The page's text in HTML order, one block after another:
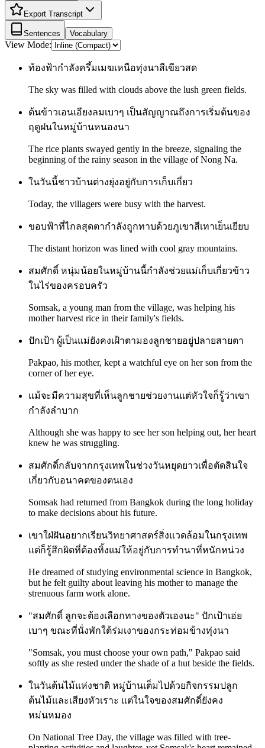
Export Transcript
Sentences Vocabulary
View Mode:
ท้องฟ้ากำลังครึ้มเมฆเหนือทุ่งนาสีเขียวสด
The sky was filled with clouds above the lush green fields.
ต้นข้าวเอนเอียงลมเบาๆ เป็นสัญญาณถึงการเริ่มต้นของ
ฤดูฝนในหมู่บ้านหนองนา
The rice plants swayed gently in the breeze, signaling the
beginning of the rainy season in the village of Nong Na.
ในวันนี้ชาวบ้านต่างยุ่งอยู่กับการเก็บเกี่ยว
Today, the villagers were busy with the harvest.
ขอบฟ้าที่ไกลสุดตากำลังถูกทาบด้วยภูเขาสีเทาเย็นเยียบ
The distant horizon was lined with cool gray mountains.
สมศักดิ์ หนุ่มน้อยในหมู่บ้านนี้กำลังช่วยแม่เก็บเกี่ยวข้าว
ในไร่ของครอบครัว
Somsak, a young man from the village, was helping his
mother harvest rice in their family's fields.
ปักเป้า ผู้เป็นแม่ยังคงเฝ้าตามองลูกชายอยู่ปลายสายตา
Pakpao, his mother, kept a watchful eye on her son from the
corner of her eye.
แม้จะมีความสุขที่เห็นลูกชายช่วยงานแต่หัวใจก็รู้ว่าเขา
กำลังลำบาก
Although she was happy to see her son helping out, her heart
knew he was struggling.
สมศักดิ์กลับจากกรุงเทพในช่วงวันหยุดยาวเพื่อตัดสินใจ
เกี่ยวกับอนาคตของตนเอง
Somsak had returned from Bangkok during the long holiday
to make decisions about his future.
เขาใฝ่ฝันอยากเรียนวิทยาศาสตร์สิ่งแวดล้อมในกรุงเทพ
แต่ก็รู้สึกผิดที่ต้องทิ้งแม่ให้อยู่กับการทำนาที่หนักหน่วง
He dreamed of studying environmental science in Bangkok,
but he felt guilty about leaving his mother to manage the
strenuous farm work alone.
"สมศักดิ์ ลูกจะต้องเลือกทางของตัวเองนะ" ปักเป้าเอ่ย
เบาๆ ขณะที่นั่งพักใต้ร่มเงาของกระท่อมข้างทุ่งนา
"Somsak, you must choose your own path," Pakpao said
softly as she rested under the shade of a hut beside the fields.
ในวันต้นไม้แห่งชาติ หมู่บ้านเต็มไปด้วยกิจกรรมปลูก
ต้นไม้และเสียงหัวเราะ แต่ในใจของสมศักดิ์ยังคง
หม่นหมอง
On National Tree Day, the village was filled with tree-